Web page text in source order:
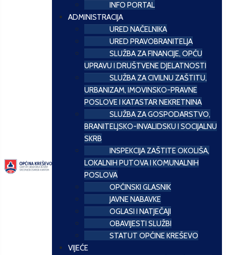
INFO PORTAL
ADMINISTRACIJA
URED NAČELNIKA
URED PRAVOBRANITELJA
SLUŽBA ZA FINANCIJE, OPĆU
UPRAVU I DRUŠTVENE DJELATNOSTI
SLUŽBA ZA CIVILNU ZAŠTITU,
URBANIZAM, IMOVINSKO-PRAVNE
POSLOVE I KATASTAR NEKRETNINA
SLUŽBA ZA GOSPODARSTVO,
BRANITELJSKO-INVALIDSKU I SOCIJALNU
SKRB
INSPEKCIJA ZAŠTITE OKOLIŠA,
LOKALNIH PUTOVA I KOMUNALNIH
POSLOVA
OPĆINSKI GLASNIK
JAVNE NABAVKE
OGLASI I NATJEČAJI
OBAVIJESTI SLUŽBI
STATUT OPĆINE KREŠEVO
VIJEĆE